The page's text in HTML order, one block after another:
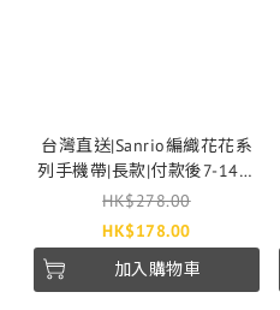
台灣直送|Sanrio編織花花系
列手機帶|長款|付款後7-14個
工作天發貨
HK$278.00
HK$178.00
加入購物車